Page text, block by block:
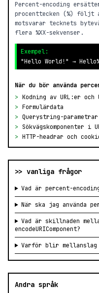
Percent-encoding
procenttecken (%) följt
motsvarar tecknets
flera ‎%XX‎-sekvenser.
Exempel:
"Hello World!" →
När du bör använda
> Kodning av URL:er och
> Formulärdata
> Querystring-parametrar
>
Sökvägskomponenter i
> HTTP-headrar och
>> vanliga frågor
Vad är percent-
När ska jag använda
Vad är skillnaden
encodeURIComponent?
Varför blir mellanslag
Andra språk